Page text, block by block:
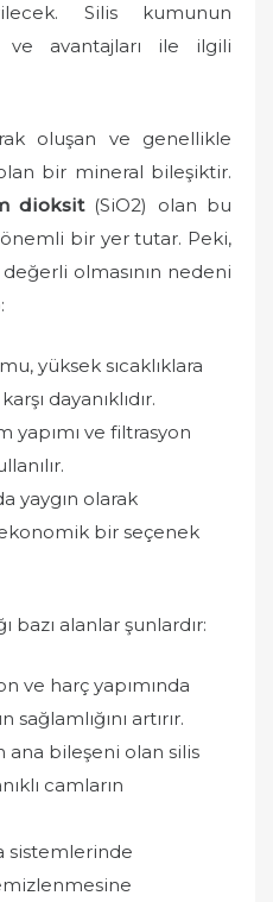
Silis kumunun
ve avantajları ile ilgili
oluşan ve genellikle
bir mineral bileşiktir.
dioksit(SiO2) olan bu
bir yer tutar. Peki,
olmasının nedeni
yüksek sıcaklıklara
dayanıklıdır.
yapımı ve filtrasyon
yaygın olarak
bir seçenek
bazı alanlar şunlardır:
ve harç yapımında
sağlamlığını artırır.
ana bileşeni olan silis
camların
sistemlerinde